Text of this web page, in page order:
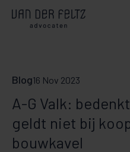
Blog16 Nov 2023
A-G Valk:
geldt niet bij
bouwkavel